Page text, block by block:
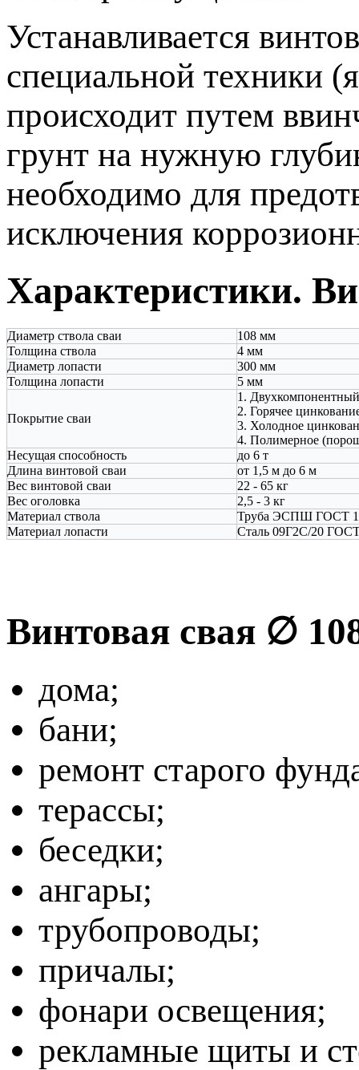
Устанавливается
специальной техники
происходит путем
грунт на нужную
необходимо для
исключения
Характеристики.
Диаметр ствола сваи
108 мм
Толщина ствола
4 мм
Диаметр лопасти
300 мм
Толщина лопасти
5 мм
Покрытие сваи
1.
2. Горячее
3. Холодное
4. Полимерное
Несущая способность
до 6 т
Длина винтовой сваи
от 1,5 м до 6 м
Вес винтовой сваи
22 - 65 кг
Вес оголовка
2,5 - 3 кг
Материал ствола
Труба ЭСПШ ГОСТ
Материал лопасти
Сталь 09Г2С/20
Винтовая свая ∅
дома;
бани;
ремонт старого
терассы;
беседки;
ангары;
трубопроводы;
причалы;
фонари освещения;
рекламные щиты и